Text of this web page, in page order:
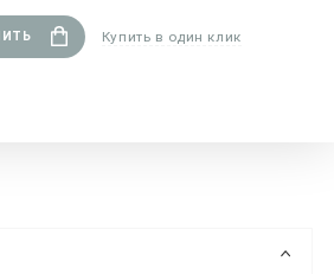
Купить в один клик